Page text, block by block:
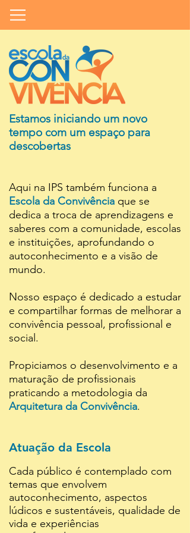
Estamos iniciando um novo
tempo com um espaço para
descobertas
Aqui na IPS também funciona a
Escola da Convivência que se
dedica a troca de aprendizagens e
saberes com a comunidade, escolas
e instituições, aprofundando o
autoconhecimento e a visão de
mundo.
Nosso espaço é dedicado a estudar
e compartilhar formas de melhorar a
convivência pessoal, profissional e
social.
Propiciamos o desenvolvimento e a
maturação de profissionais
praticando a metodologia da
Arquitetura da Convivência.
Atuação da Escola
Cada público é contemplado com
temas que envolvem
autoconhecimento, aspectos
lúdicos e sustentáveis, qualidade de
vida e experiências